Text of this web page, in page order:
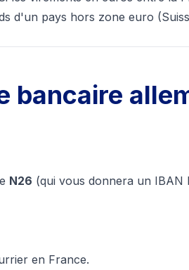
d'un pays hors zone euro
N26 (qui vous donnera un IBAN
en France.